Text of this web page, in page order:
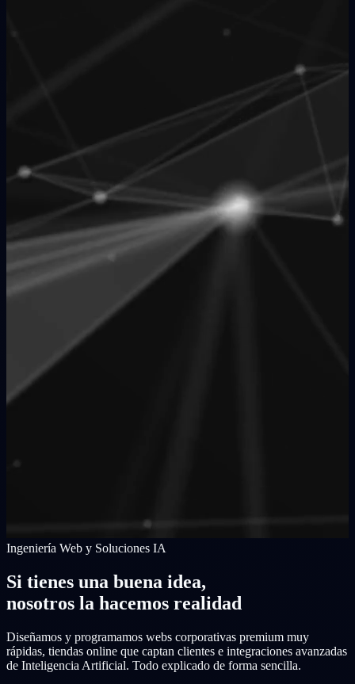
Ingeniería Web y Soluciones IA
Si tienes una buena idea,
nosotros la hacemos realidad
Diseñamos y programamos webs corporativas premium muy
rápidas, tiendas online que captan clientes e integraciones avanzadas
de Inteligencia Artificial. Todo explicado de forma sencilla.